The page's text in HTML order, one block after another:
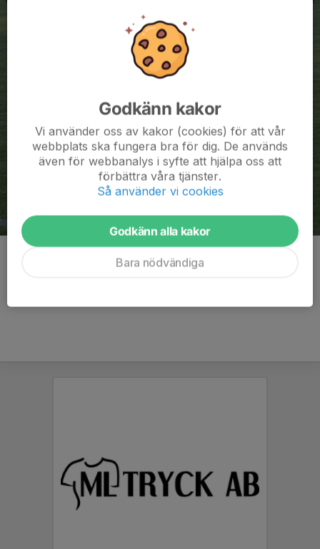
Godkänn kakor
Vi använder oss av kakor (cookies) för att vår
webbplats ska fungera bra för dig. De används
även för webbanalys i syfte att hjälpa oss att
förbättra våra tjänster.
Så använder vi cookies
Godkänn alla kakor
Bara nödvändiga